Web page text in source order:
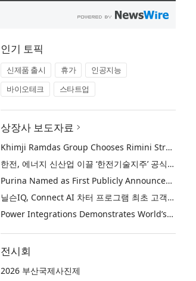
인기 토픽
신제품 출시 휴가
인공지능
바이오테크
스타트업
상장사 보도자료
Khimji Ramdas Group Chooses Rimini Street to Reduce SAP Support Costs, Protect 700+ Customizations and Reinvest Savings in Innovation
한전, 에너지 신산업 이끌 ‘한전기술지주’ 공식 출범
Purina Named as First Publicly Announced NIQ ConnectAI Charter Client
닐슨IQ, Connect AI 차터 프로그램 최초 고객사 ‘퓨리나’ 선정
Power Integrations Demonstrates World’s First 2200 V GaN Technology for Next-Era High-Voltage Power Systems
전시회
2026 부산국제사진제